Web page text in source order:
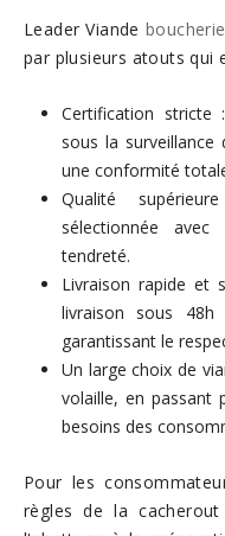
Leader Viande
par plusieurs atouts qui
Certification
sous la
une conformité
Qualité
sélectionnée
tendreté.
Livraison rapide et
livraison sous 48h
garantissant le
Un large choix de
volaille, en passant
besoins des
Pour les
règles de la